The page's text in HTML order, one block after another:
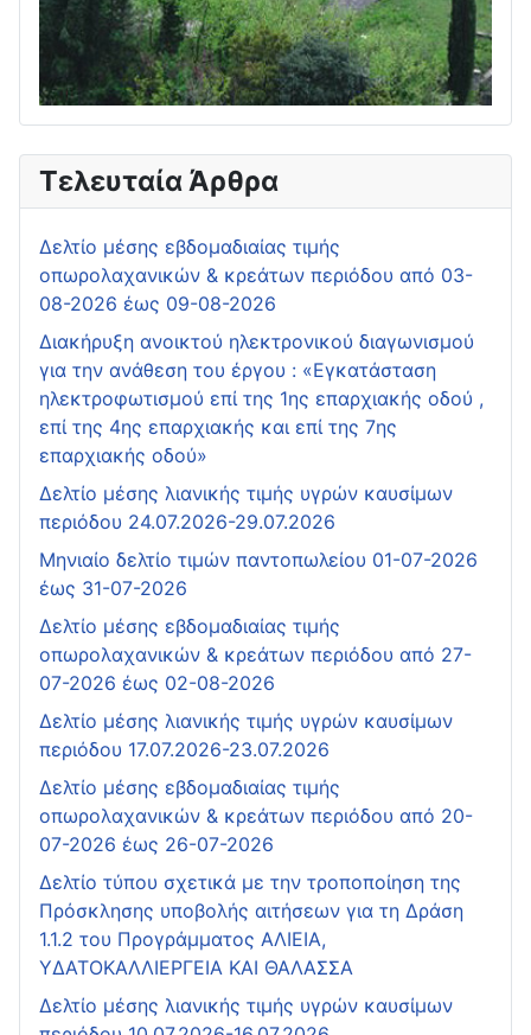
Τελευταία Άρθρα
Δελτίο μέσης εβδομαδιαίας τιμής
οπωρολαχανικών & κρεάτων περιόδου από 03-
08-2026 έως 09-08-2026
Διακήρυξη ανοικτού ηλεκτρονικού διαγωνισμού
για την ανάθεση του έργου : «Εγκατάσταση
ηλεκτροφωτισμού επί της 1ης επαρχιακής οδού ,
επί της 4ης επαρχιακής και επί της 7ης
επαρχιακής οδού»
Δελτίο μέσης λιανικής τιμής υγρών καυσίμων
περιόδου 24.07.2026-29.07.2026
Μηνιαίο δελτίο τιμών παντοπωλείου 01-07-2026
έως 31-07-2026
Δελτίο μέσης εβδομαδιαίας τιμής
οπωρολαχανικών & κρεάτων περιόδου από 27-
07-2026 έως 02-08-2026
Δελτίο μέσης λιανικής τιμής υγρών καυσίμων
περιόδου 17.07.2026-23.07.2026
Δελτίο μέσης εβδομαδιαίας τιμής
οπωρολαχανικών & κρεάτων περιόδου από 20-
07-2026 έως 26-07-2026
Δελτίο τύπου σχετικά με την τροποποίηση της
Πρόσκλησης υποβολής αιτήσεων για τη Δράση
1.1.2 του Προγράμματος ΑΛΙΕΙΑ,
ΥΔΑΤΟΚΑΛΛΙΕΡΓΕΙΑ ΚΑΙ ΘΑΛΑΣΣΑ
Δελτίο μέσης λιανικής τιμής υγρών καυσίμων